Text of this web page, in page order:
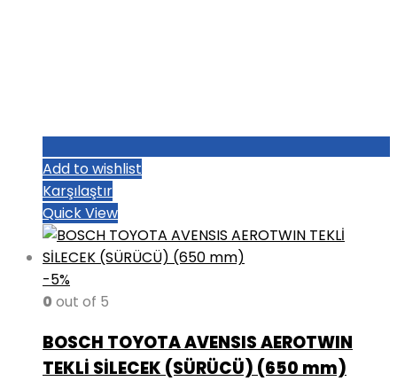
Add to wishlist
Karşılaştır
Quick View
-5%
0 out of 5
BOSCH TOYOTA AVENSIS AEROTWIN
TEKLİ SİLECEK (SÜRÜCÜ) (650 mm)